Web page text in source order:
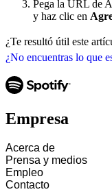
¿No encuentras lo que
Pega la URL de
y haz clic en
¿Te resultó útil este
Empresa
Acerca de
Prensa y medios
Empleo
Contacto